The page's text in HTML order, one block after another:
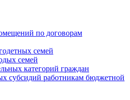
по договорам
семей
семей
категорий граждан
субсидий работникам бюджетной